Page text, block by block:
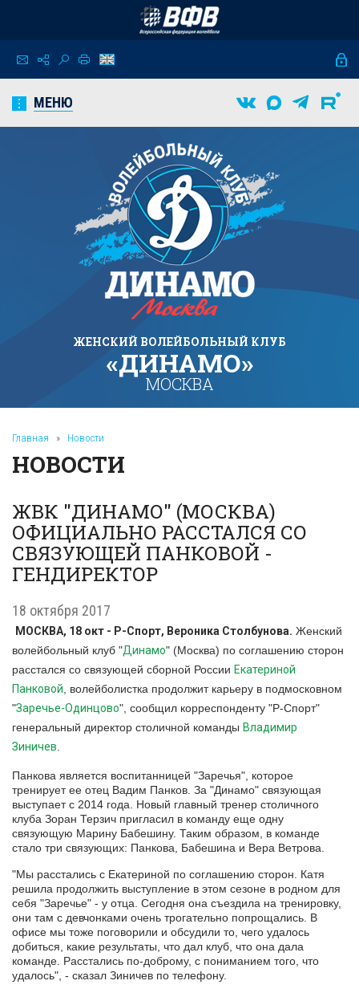
МЕНЮ
ЖЕНСКИЙ ВОЛЕЙБОЛЬНЫЙ КЛУБ
«ДИНАМО»
МОСКВА
Главная » Новости
НОВОСТИ
ЖВК "ДИНАМО" (МОСКВА)
ОФИЦИАЛЬНО РАССТАЛСЯ СО
СВЯЗУЮЩЕЙ ПАНКОВОЙ -
ГЕНДИРЕКТОР
18 октября 2017
МОСКВА, 18 окт - Р-Спорт, Вероника Столбунова. Женский
волейбольный клуб "Динамо" (Москва) по соглашению сторон
расстался со связующей сборной России Екатериной
Панковой , волейболистка продолжит карьеру в подмосковном
"Заречье-Одинцово", сообщил корреспонденту "Р-Спорт"
генеральный директор столичной команды Владимир
Зиничев
Панкова является воспитанницей "Заречья", которое
тренирует ее отец Вадим Панков. За "Динамо" связующая
выступает с 2014 года. Новый главный тренер столичного
клуба Зоран Терзич пригласил в команду еще одну
связующую Марину Бабешину. Таким образом, в команде
стало три связующих: Панкова, Бабешина и Вера Ветрова.
"Мы расстались с Екатериной по соглашению сторон. Катя
решила продолжить выступление в этом сезоне в родном для
себя "Заречье" - у отца. Сегодня она съездила на тренировку,
они там с девчонками очень трогательно попрощались. В
офисе мы тоже поговорили и обсудили то, чего удалось
добиться, какие результаты, что дал клуб, что она дала
команде. Расстались по-доброму, с пониманием того, что
удалось", - сказал Зиничев по телефону.